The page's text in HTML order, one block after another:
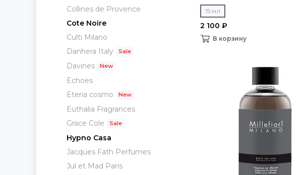
Collines de Provence
Cote Noire
Culti Milano
Danhera Italy
Davines
Echoes
Eteria cosmo
Euthalia Fragrances
Grace Cole
Hypno Casa
Jacques Fath Perfumes
Jul et Mad Paris
15 мл
2 100 ₽
В корзину